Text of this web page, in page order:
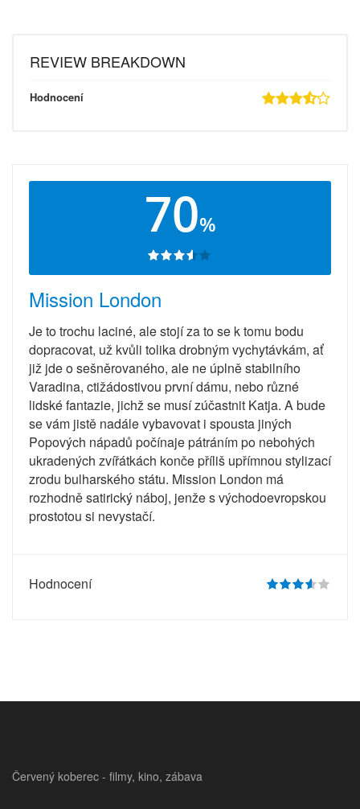
REVIEW BREAKDOWN
Hodnocení
70%
Mission London
Je to trochu laciné, ale stojí za to se k tomu bodu
dopracovat, už kvůli tolika drobným vychytávkám, ať
již jde o sešněrovaného, ale ne úplně stabilního
Varadina, ctižádostivou první dámu, nebo různé
lidské fantazie, jichž se musí zúčastnit Katja. A bude
se vám jistě nadále vybavovat i spousta jiných
Popových nápadů počínaje pátráním po nebohých
ukradených zvířátkách konče příliš upřímnou stylizací
zrodu bulharského státu. Mission London má
rozhodně satirický náboj, jenže s východoevropskou
prostotou si nevystačí.
Hodnocení
Červený koberec - filmy, kino, zábava